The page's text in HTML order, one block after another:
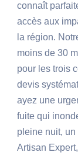
connaît
accès aux
la région.
moins de 30
pour les trois
devis
ayez une
fuite qui
pleine nuit,
Artisan